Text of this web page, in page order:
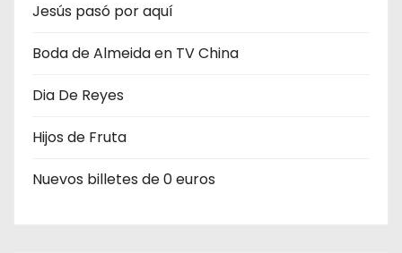
e
e
r
Jesús pasó por aquí
Boda de Almeida en TV China
Dia De Reyes
Hijos de Fruta
Nuevos billetes de 0 euros